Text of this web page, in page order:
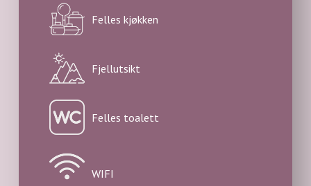
Felles kjøkken
Fjellutsikt
Felles toalett
WIFI